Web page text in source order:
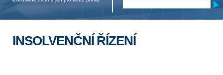
INSOLVENČNÍ ŘÍZENÍ